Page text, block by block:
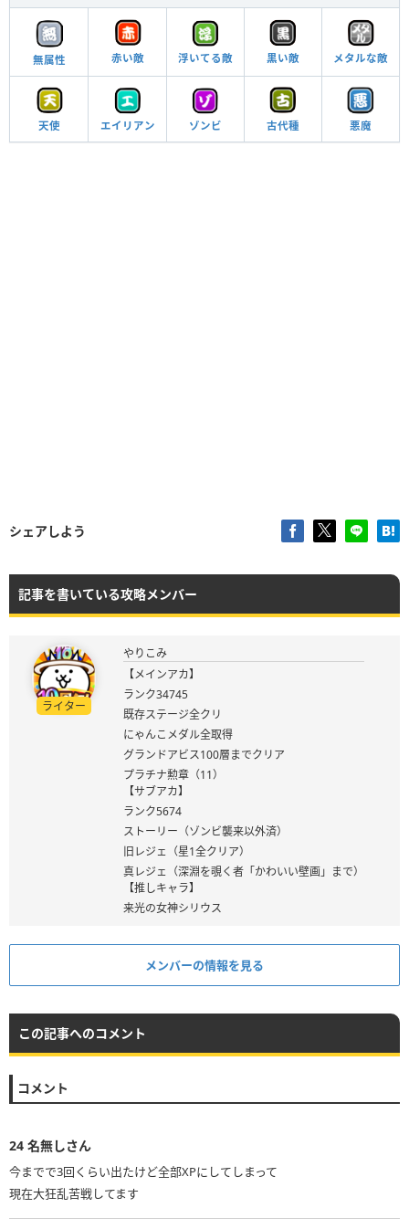
無属性 赤い敵 浮いてる敵 黒い敵 メタルな敵
天使 エイリアン ゾンビ 古代種 悪魔
シェアしよう
記事を書いている攻略メンバー
ライター
やりこみ
【メインアカ】
ランク34745
既存ステージ全クリ
にゃんこメダル全取得
グランドアビス100層までクリア
プラチナ勲章（11）
【サブアカ】
ランク5674
ストーリー（ゾンビ襲来以外済）
旧レジェ（星1全クリア）
真レジェ（深淵を覗く者「かわいい壁画」まで）
【推しキャラ】
来光の女神シリウス
メンバーの情報を見る
この記事へのコメント
コメント
24 名無しさん
今までで3回くらい出たけど全部XPにしてしまって
現在大狂乱苦戦してます